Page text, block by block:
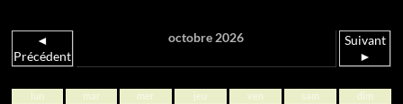
◄
Précédent
octobre 2026
Suivant
►
lun mar mer jeu ven sam dim